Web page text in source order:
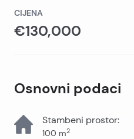
CIJENA
€130,000
Osnovni podaci
Stambeni prostor:
100 m2